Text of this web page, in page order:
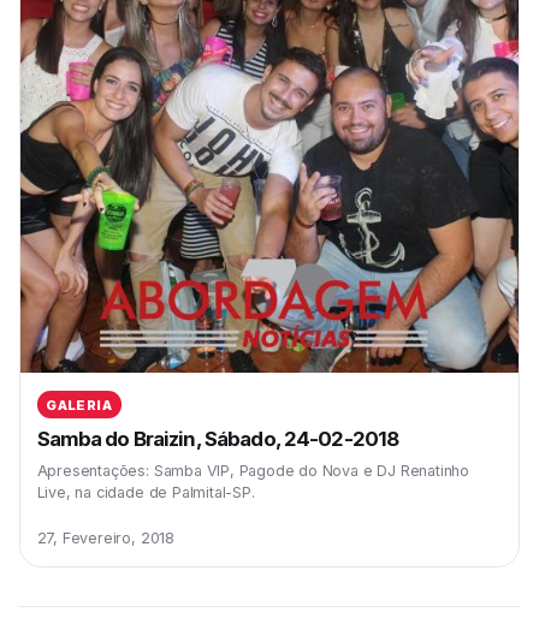
GALERIA
Samba do Braizin, Sábado, 24-02-2018
Apresentações: Samba VIP, Pagode do Nova e DJ Renatinho
Live, na cidade de Palmital-SP.
27, Fevereiro, 2018